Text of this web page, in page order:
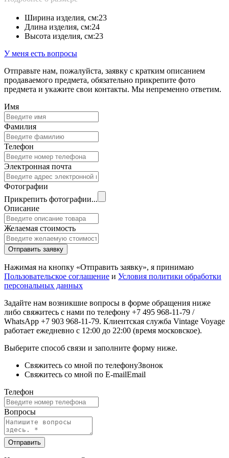
Высота изделия, см:23
Длина изделия, см:24
Ширина изделия, см:23
У меня есть вопросы
Отправьте нам, пожалуйста, заявку с кратким описанием
продаваемого предмета, обязательно прикрепите фото
предмета и укажите свои контакты. Мы непременно ответим.
Имя
Фамилия
Телефон
Электронная почта
Фотографии
Прикрепить фотографии...
Описание
Желаемая стоимость
Отправить заявку
Нажимая на кнопку «Отправить заявку», я принимаю
Пользовательское соглашение и Условия политики обработки
персональных данных
Задайте нам возникшие вопросы в форме обращения ниже
либо свяжитесь с нами по телефону +7 495 968-11-79 /
WhatsApp +7 903 968-11-79. Клиентская служба Vintage Voyage
работает ежедневно с 12:00 до 22:00 (время московское).
Выберите способ связи и заполните форму ниже.
Свяжитесь со мной по телефонуЗвонок
Свяжитесь со мной по E-mailEmail
Телефон
Вопросы
Отправить